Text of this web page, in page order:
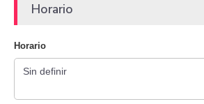
Horario
Horario